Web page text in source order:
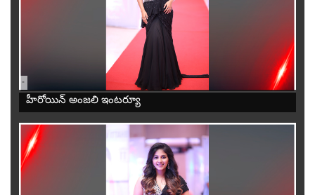
-
హీరోయిన్ అంజలి ఇంటర్యూ